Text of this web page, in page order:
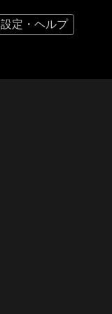
設定・ヘルプ